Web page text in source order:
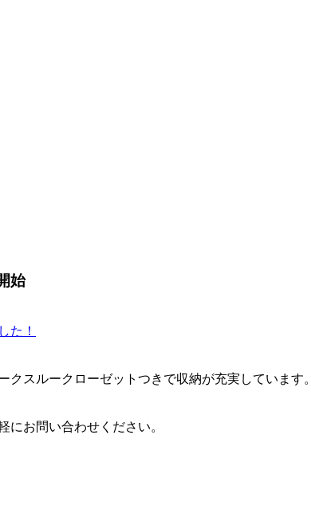
始
た！
スルークローゼットつきで収納が充実しています。
にお問い合わせください。